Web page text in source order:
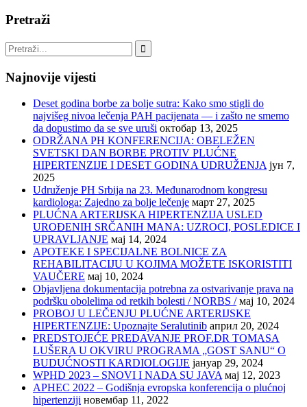
Pretraži
Najnovije vijesti
Deset godina borbe za bolje sutra: Kako smo stigli do
najvišeg nivoa lečenja PAH pacijenata — i zašto ne smemo
da dopustimo da se sve uruši октобар 13, 2025
ODRŽANA PH KONFERENCIJA: OBELEŽEN
SVETSKI DAN BORBE PROTIV PLUĆNE
HIPERTENZIJE I DESET GODINA UDRUŽENJA јун 7,
2025
Udruženje PH Srbija na 23. Međunarodnom kongresu
kardiologa: Zajedno za bolje lečenje март 27, 2025
PLUĆNA ARTERIJSKA HIPERTENZIJA USLED
UROĐENIH SRČANIH MANA: UZROCI, POSLEDICE I
UPRAVLJANJE мај 14, 2024
APOTEKE I SPECIJALNE BOLNICE ZA
REHABILITACIJU U KOJIMA MOŽETE ISKORISTITI
VAUČERE мај 10, 2024
Objavljena dokumentacija potrebna za ostvarivanje prava na
podršku obolelima od retkih bolesti / NORBS / мај 10, 2024
PROBOJ U LEČENJU PLUĆNE ARTERIJSKE
HIPERTENZIJE: Upoznajte Seralutinib април 20, 2024
PREDSTOJEĆE PREDAVANJE PROF.DR TOMASA
LUŠERA U OKVIRU PROGRAMA „GOST SANU“ O
BUDUĆNOSTI KARDIOLOGIJE јануар 29, 2024
WPHD 2023 – SNOVI I NADA SU JAVA мај 12, 2023
APHEC 2022 – Godišnja evropska konferencija o plućnoj
hipertenziji новембар 11, 2022